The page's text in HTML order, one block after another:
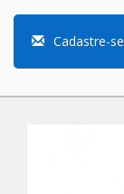
Cadastre-